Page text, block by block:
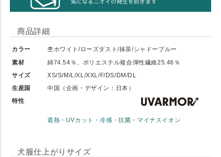
商品詳細
カラー
杢ホワイト/ローズダスト/抹茶/シャドーブルー
素材
綿74.54％、ポリエステル複合弾性繊維25.46％
サイズ
XS/S/M/L/XL/XXL/F/DS/DM/DL
生産国
中国（企画・デザイン：日本）
特性
遮熱・UVカット・冷感・抗菌・マイナスイオン
犬服仕上がりサイズ